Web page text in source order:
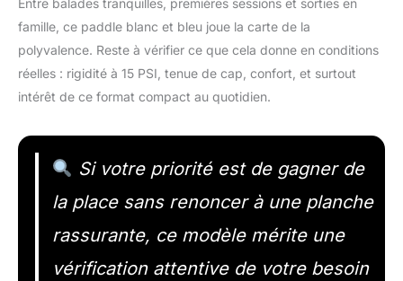
Entre balades tranquilles, premières sessions et sorties en
famille, ce paddle blanc et bleu joue la carte de la
polyvalence. Reste à vérifier ce que cela donne en conditions
réelles : rigidité à 15 PSI, tenue de cap, confort, et surtout
intérêt de ce format compact au quotidien.
Si votre priorité est de gagner de
la place sans renoncer à une planche
rassurante, ce modèle mérite une
vérification attentive de votre besoin